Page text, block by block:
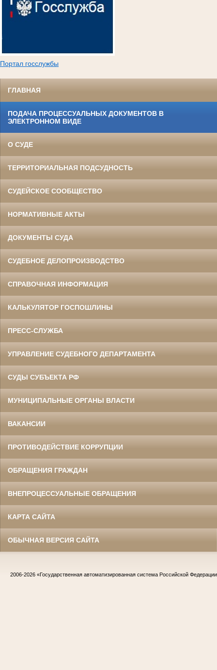
Портал госслужбы
ГЛАВНАЯ
ПОДАЧА ПРОЦЕССУАЛЬНЫХ ДОКУМЕНТОВ В
ЭЛЕКТРОННОМ ВИДЕ
О СУДЕ
ТЕРРИТОРИАЛЬНАЯ ПОДСУДНОСТЬ
СУДЕЙСКОЕ СООБЩЕСТВО
НОРМАТИВНЫЕ АКТЫ
ДОКУМЕНТЫ СУДА
СУДЕБНОЕ ДЕЛОПРОИЗВОДСТВО
СПРАВОЧНАЯ ИНФОРМАЦИЯ
КАЛЬКУЛЯТОР ГОСПОШЛИНЫ
ПРЕСС-СЛУЖБА
УПРАВЛЕНИЕ СУДЕБНОГО ДЕПАРТАМЕНТА
СУДЫ СУБЪЕКТА РФ
МУНИЦИПАЛЬНЫЕ ОРГАНЫ ВЛАСТИ
ВАКАНСИИ
ПРОТИВОДЕЙСТВИЕ КОРРУПЦИИ
ОБРАЩЕНИЯ ГРАЖДАН
ВНЕПРОЦЕССУАЛЬНЫЕ ОБРАЩЕНИЯ
КАРТА САЙТА
ОБЫЧНАЯ ВЕРСИЯ САЙТА
2006-2026 «Государственная автоматизированная система Российской